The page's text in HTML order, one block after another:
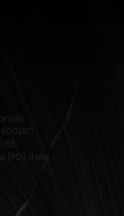
(PD) Italia